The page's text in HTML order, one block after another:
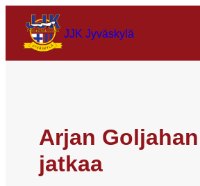
JJK Jyväskylä
Arjan
jatkaa